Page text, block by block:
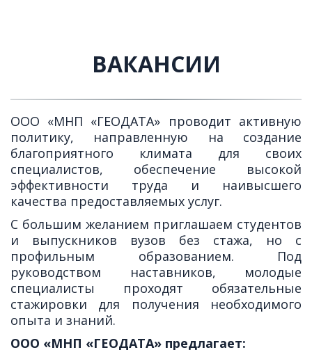
ВАКАНСИИ
ООО «МНП «ГЕОДАТА» проводит активную
политику, направленную на создание
благоприятного климата для своих
специалистов, обеспечение высокой
эффективности труда и наивысшего
качества предоставляемых услуг.
С большим желанием приглашаем студентов
и выпускников вузов без стажа, но с
профильным образованием. Под
руководством наставников, молодые
специалисты проходят обязательные
стажировки для получения необходимого
опыта и знаний.